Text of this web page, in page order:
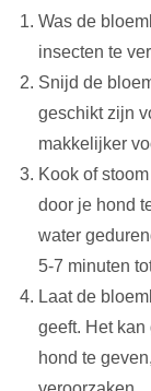
Was de
insecten te
Snijd de
geschikt zijn
makkelijker
Kook of
door je hond
water
5-7 minuten
Laat de
geeft. Het
hond te